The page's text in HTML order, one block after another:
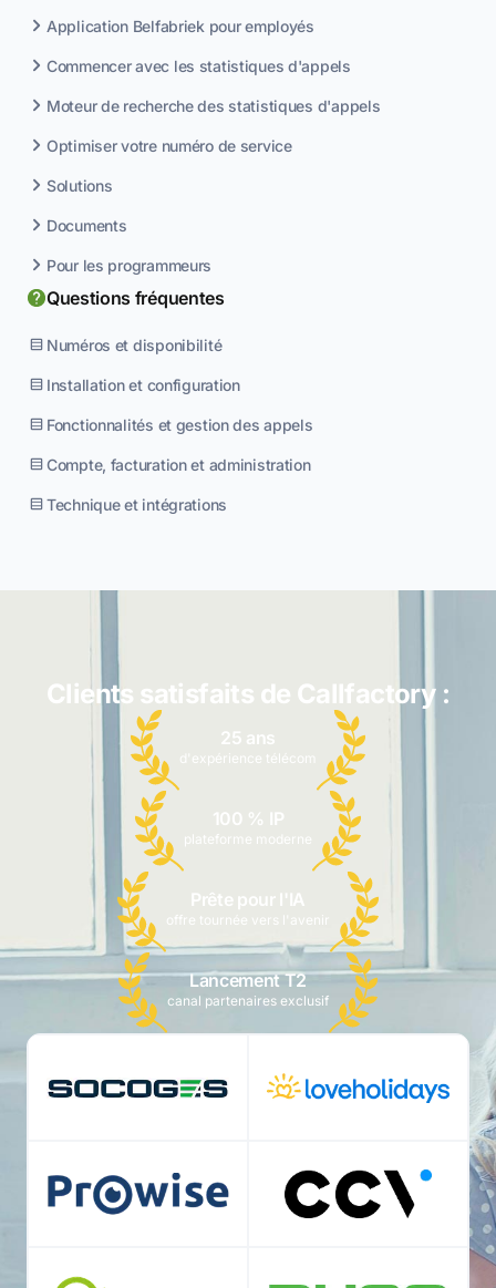
Application Belfabriek pour employés
Commencer avec les statistiques d'appels
Moteur de recherche des statistiques d'appels
Optimiser votre numéro de service
Solutions
Documents
Pour les programmeurs
Questions fréquentes
Numéros et disponibilité
Installation et configuration
Fonctionnalités et gestion des appels
Compte, facturation et administration
Technique et intégrations
Clients satisfaits de Callfactory :
25 ans
d'expérience télécom
100 % IP
plateforme moderne
Prête pour l'IA
offre tournée vers l'avenir
Lancement T2
canal partenaires exclusif